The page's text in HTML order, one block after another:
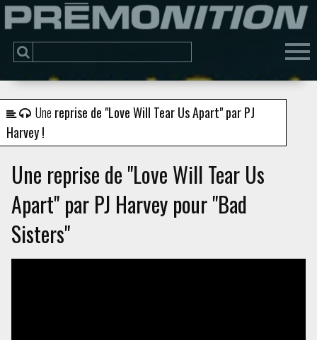
Une reprise de "Love Will Tear Us Apart" par PJ
Harvey !
Une reprise de "Love Will Tear Us
Apart" par PJ Harvey pour "Bad
Sisters"